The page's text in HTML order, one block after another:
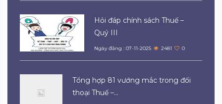
Hỏi đáp chính sách Thuế –
Quý III
Ngày đăng : 07-11-2025 2481 0
Tổng hợp 81 vướng mắc trong đối
thoại Thuế –...